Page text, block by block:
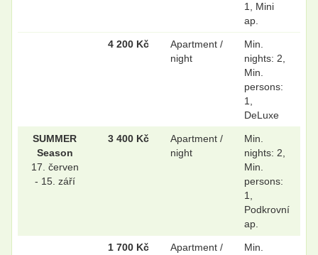
1, Mini
ap.
4 200 Kč
Apartment /
night
Min.
nights: 2,
Min.
persons:
1,
DeLuxe
SUMMER
Season
17. červen
- 15. září
3 400 Kč
Apartment /
night
Min.
nights: 2,
Min.
persons:
1,
Podkrovní
ap.
1 700 Kč
Apartment /
Min.